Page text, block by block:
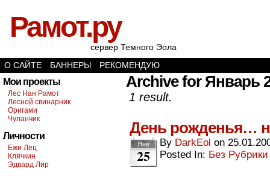
Рамот.ру
сервер Темного Эола
О САЙТЕ
БАННЕРЫ РЕКОМЕНДУЮ
Мои проекты
Лес Нан Рамот
Лесной свинарник
Оригами
Чуланчик
Личности
Ежи Лец
Клячкин
Эдвард Лир
Archive for Январь
1 result.
День рожденья…
Янв
25
By DarkEol on
Posted In: Без Рубрики